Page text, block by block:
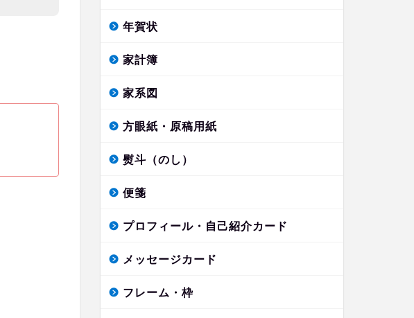
年賀状
家計簿
家系図
方眼紙・原稿用紙
熨斗（のし）
便箋
プロフィール・自己紹介カード
メッセージカード
フレーム・枠